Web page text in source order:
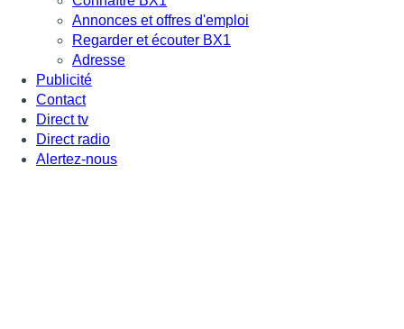
Annonces et offres d'emploi
Regarder et écouter BX1
Adresse
Publicité
Contact
Direct tv
Direct radio
Alertez-nous